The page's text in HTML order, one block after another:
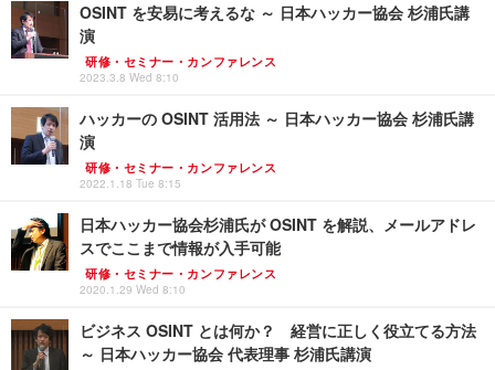
OSINT を安易に考えるな ～ 日本ハッカー協会 杉浦氏講
演
研修・セミナー・カンファレンス
2023.3.8 Wed 8:10
ハッカーの OSINT 活用法 ～ 日本ハッカー協会 杉浦氏講
演
研修・セミナー・カンファレンス
2022.1.18 Tue 8:15
日本ハッカー協会杉浦氏が OSINT を解説、メールアドレ
スでここまで情報が入手可能
研修・セミナー・カンファレンス
2020.1.29 Wed 8:10
ビジネス OSINT とは何か？ 経営に正しく役立てる方法
～ 日本ハッカー協会 代表理事 杉浦氏講演